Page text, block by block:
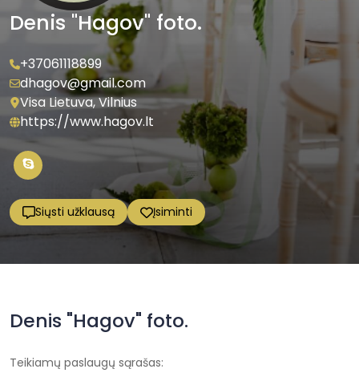
Denis "Hagov" foto.
+37061118899
dhagov@gmail.com
Visa Lietuva, Vilnius
https://www.hagov.lt
Siųsti užklausą Įsiminti
Denis "Hagov" foto.
Teikiamų paslaugų sąrašas: